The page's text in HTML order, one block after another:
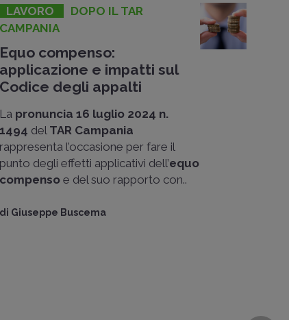
LAVORO
DOPO IL TAR
CAMPANIA
Equo compenso:
applicazione e impatti sul
Codice degli appalti
La pronuncia 16 luglio 2024 n.
1494 del TAR Campania
rappresenta l’occasione per fare il
punto degli effetti applicativi dell’equo
compenso e del suo rapporto con..
di Giuseppe Buscema